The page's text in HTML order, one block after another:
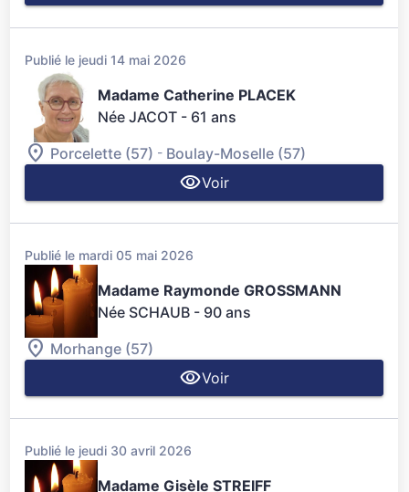
Publié le jeudi 14 mai 2026
Madame Catherine PLACEK
Née JACOT - 61 ans
Porcelette (57) - Boulay-Moselle (57)
Voir
Publié le mardi 05 mai 2026
Madame Raymonde GROSSMANN
Née SCHAUB - 90 ans
Morhange (57)
Voir
Publié le jeudi 30 avril 2026
Madame Gisèle STREIFF